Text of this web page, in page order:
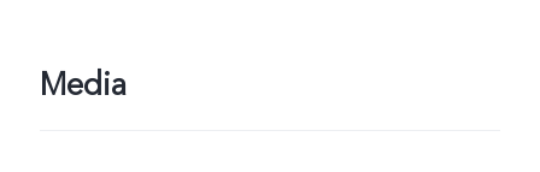
Media